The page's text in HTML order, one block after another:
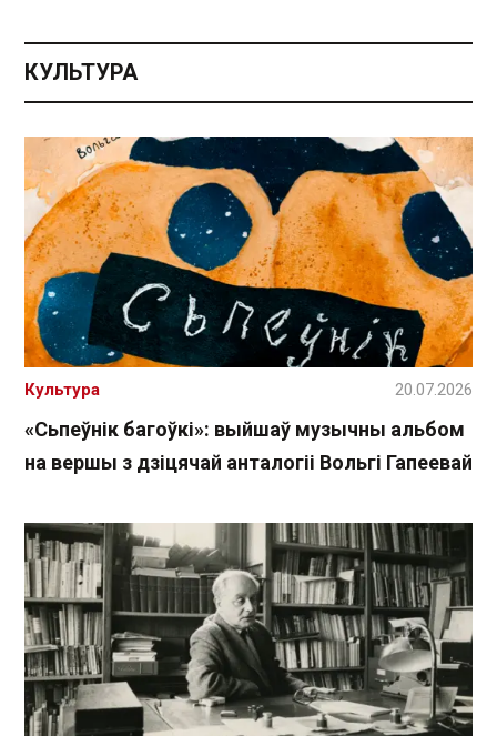
КУЛЬТУРА
«Сьпеўнік багоўкі»: выйшаў музычны альбом
на вершы з дзіцячай анталогіі Вольгі Гапеевай
Культура 20.07.2026